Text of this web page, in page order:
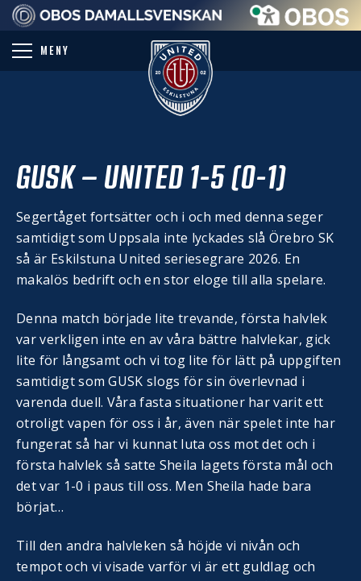
MENY
PARTNER
GUSK – UNITED 1-5 (0-1)
Segertåget fortsätter och i och med denna seger
samtidigt som Uppsala inte lyckades slå Örebro SK
så är Eskilstuna United seriesegrare 2026. En
makalös bedrift och en stor eloge till alla spelare.
Denna match började lite trevande, första halvlek
var verkligen inte en av våra bättre halvlekar, gick
lite för långsamt och vi tog lite för lätt på uppgiften
samtidigt som GUSK slogs för sin överlevnad i
varenda duell. Våra fasta situationer har varit ett
otroligt vapen för oss i år, även när spelet inte har
fungerat så har vi kunnat luta oss mot det och i
första halvlek så satte Sheila lagets första mål och
det var 1-0 i paus till oss. Men Sheila hade bara
börjat…
Till den andra halvleken så höjde vi nivån och
tempot och vi visade varför vi är ett guldlag och